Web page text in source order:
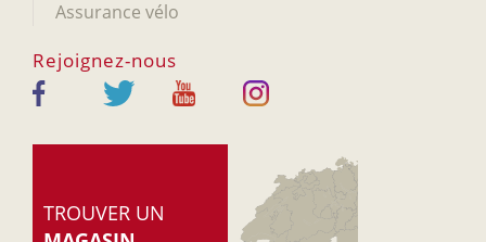
Assurance vélo
Rejoignez-nous
TROUVER UN